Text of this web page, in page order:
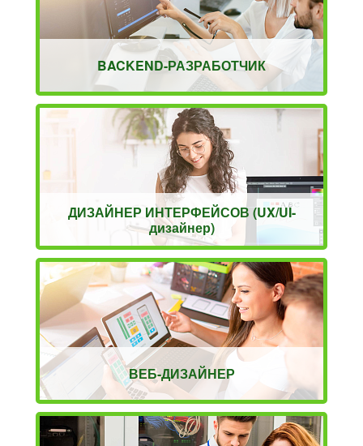
BACKEND-РАЗРАБОТЧИК
ДИЗАЙНЕР ИНТЕРФЕЙСОВ (UX/UI-
дизайнер)
ВЕБ-ДИЗАЙНЕР